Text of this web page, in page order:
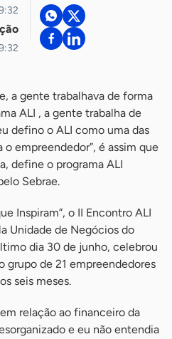
a gente trabalhava de forma
ALI , a gente trabalha de
defino o ALI como uma das
o empreendedor”, é assim que
define o programa ALI
Sebrae.
Inspiram”, o II Encontro ALI
Unidade de Negócios do
dia 30 de junho, celebrou
grupo de 21 empreendedores
seis meses.
relação ao financeiro da
e eu não entendia